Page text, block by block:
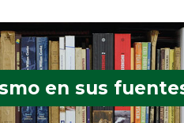
en sus